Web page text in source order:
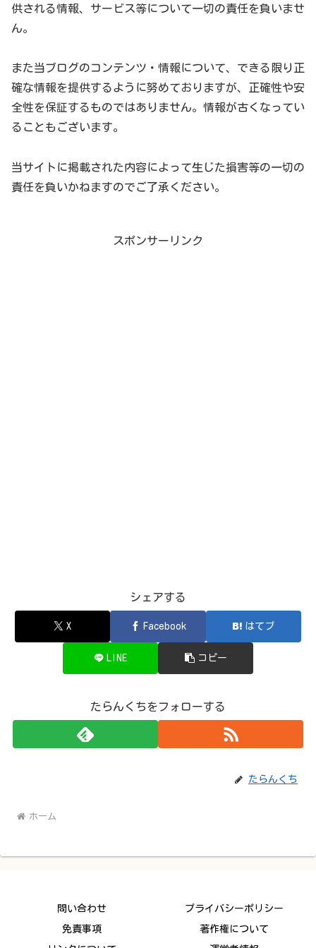
供される情報、サービス等について一切の責任を負いませ
ん。
また当ブログのコンテンツ・情報について、できる限り正
確な情報を提供するように努めておりますが、正確性や安
全性を保証するものではありません。情報が古くなってい
ることもございます。
当サイトに掲載された内容によって生じた損害等の一切の
責任を負いかねますのでご了承ください。
スポンサーリンク
シェアする
X Facebook はてブ
LINE コピー
たらんくちをフォローする
たらんくち
ホーム
問い合わせ プライバシーポリシー
免責事項 著作権について